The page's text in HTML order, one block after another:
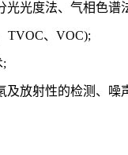
光度法、气相色谱
TVOC、VOC);
放射性的检测、噪